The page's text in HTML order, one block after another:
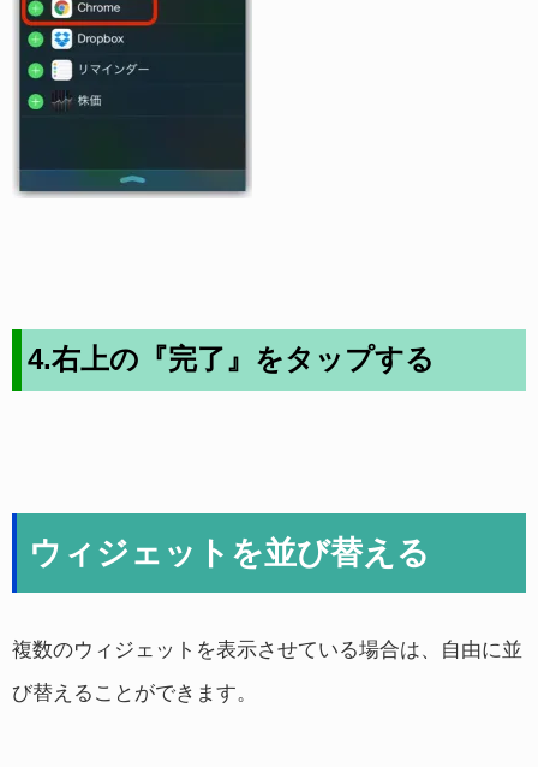
4.右上の『完了』をタップする
ウィジェットを並び替える
複数のウィジェットを表示させている場合は、自由に並
び替えることができます。